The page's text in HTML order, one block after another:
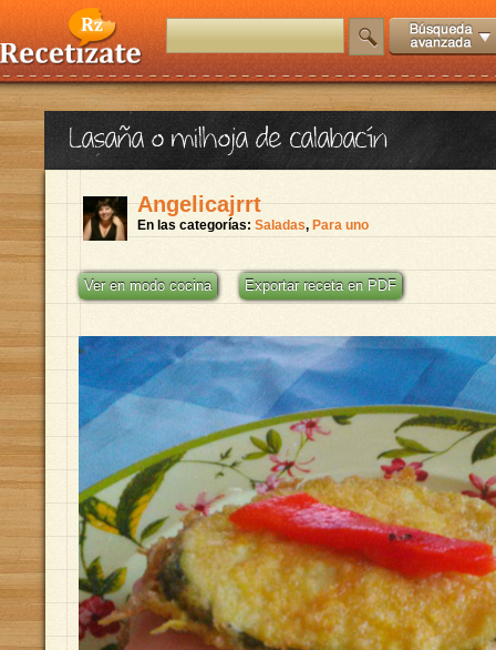
Lasaña o milhoja de calabacín
Angelicajrrt
En las categorías: Saladas, Para uno
Ver en modo cocina Exportar receta en PDF